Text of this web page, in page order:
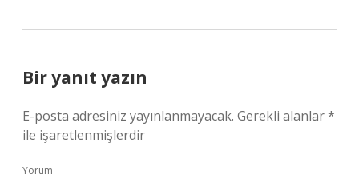
Bir yanıt yazın
E-posta adresiniz yayınlanmayacak. Gerekli alanlar*
ile işaretlenmişlerdir
Yorum